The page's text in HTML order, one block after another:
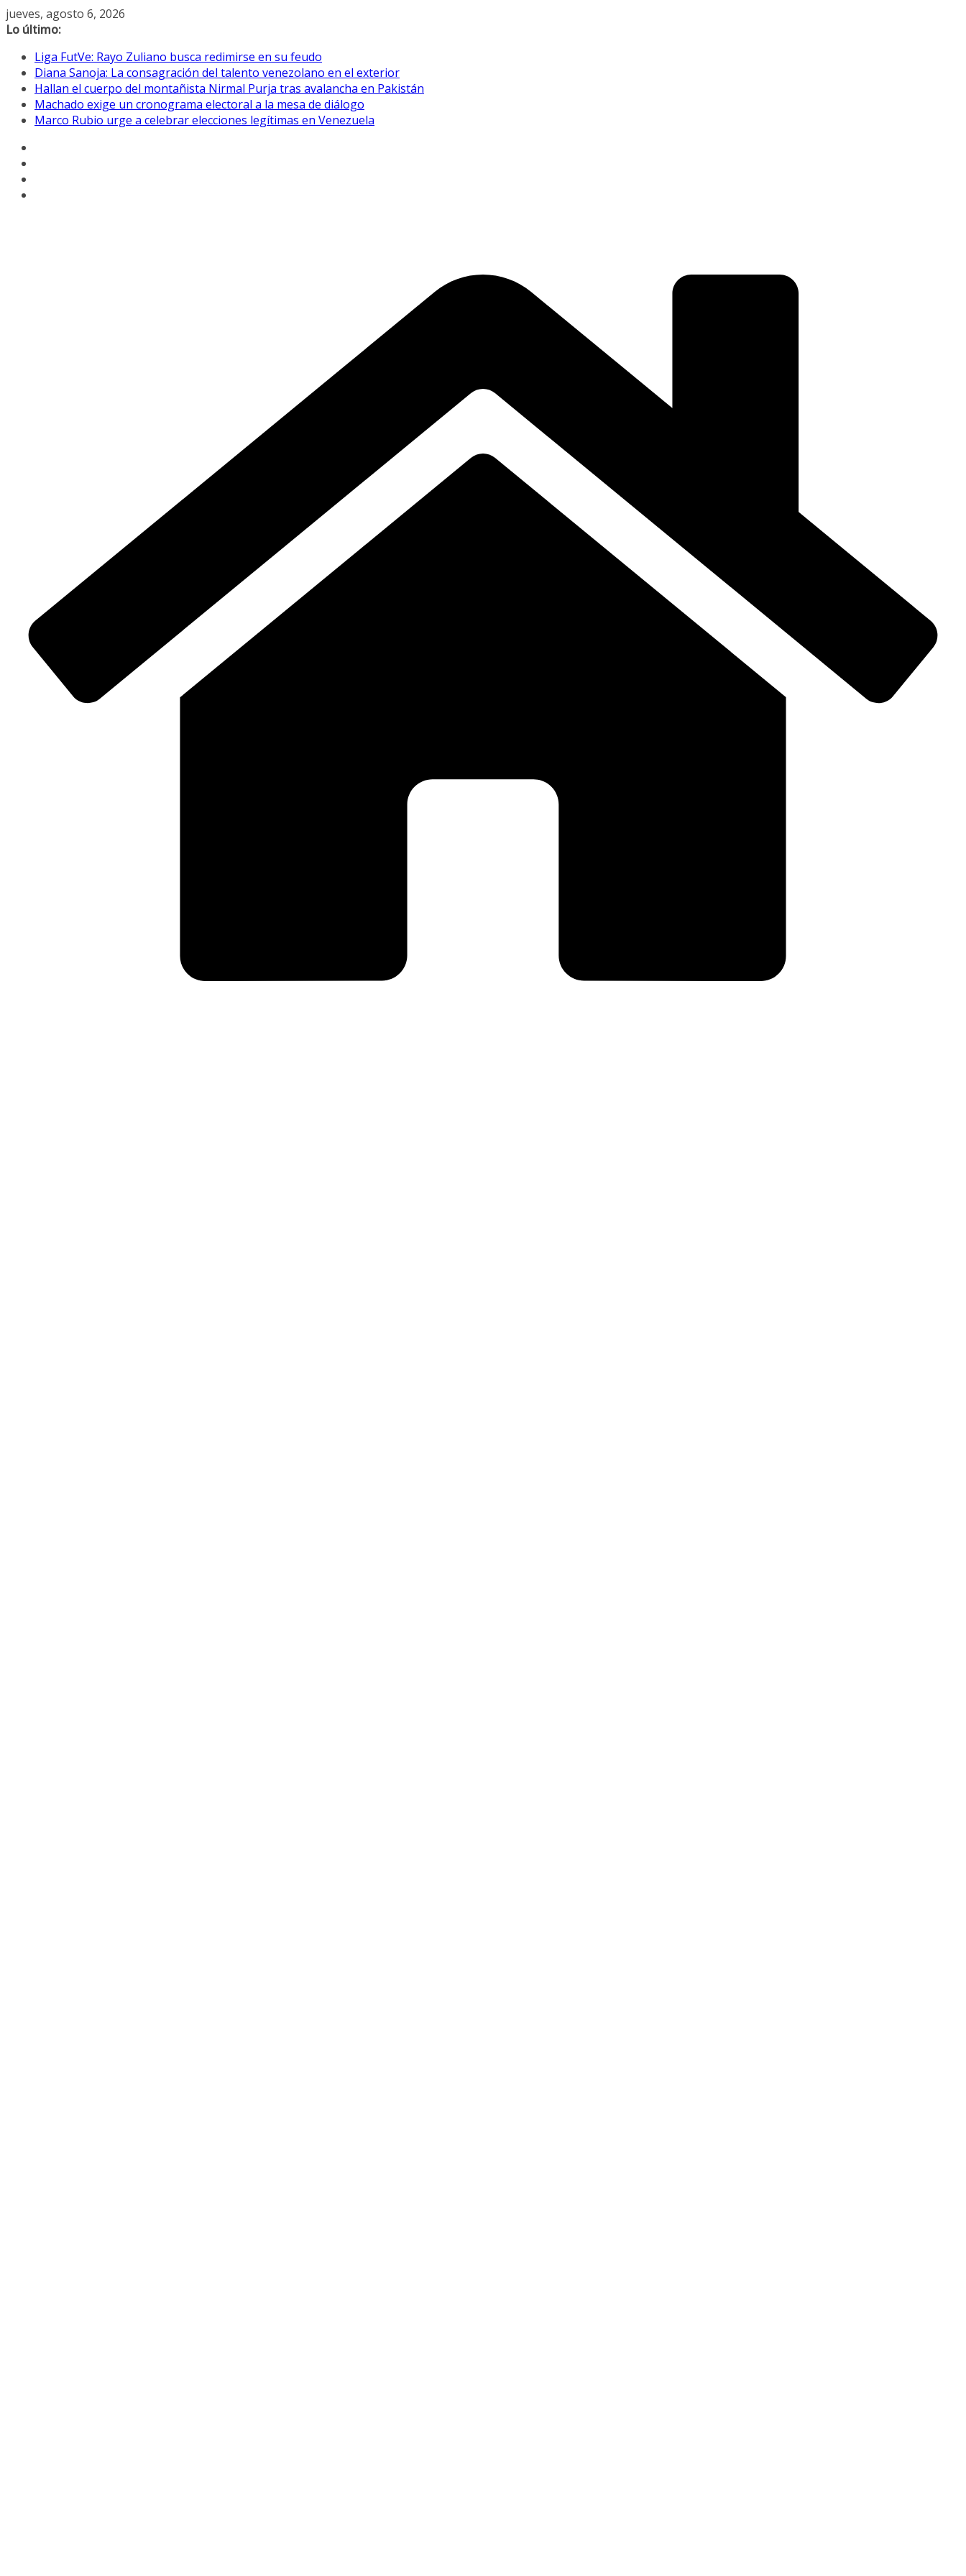
Saltar
al
jueves, agosto 6, 2026
Lo último:
Liga FutVe: Rayo Zuliano busca redimirse en su feudo
Diana Sanoja: La consagración del talento venezolano en el exterior
Hallan el cuerpo del montañista Nirmal Purja tras avalancha en Pakistán
Machado exige un cronograma electoral a la mesa de diálogo
Marco Rubio urge a celebrar elecciones legítimas en Venezuela